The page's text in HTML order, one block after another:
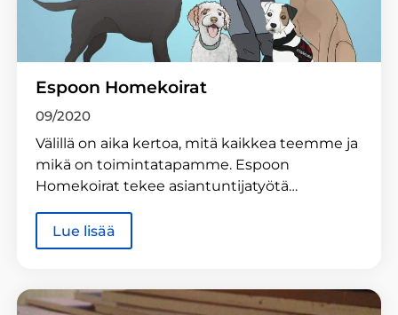
Espoon Homekoirat
09/2020
Välillä on aika kertoa, mitä kaikkea teemme ja
mikä on toimintatapamme. Espoon
Homekoirat tekee asiantuntijatyötä…
Lue lisää